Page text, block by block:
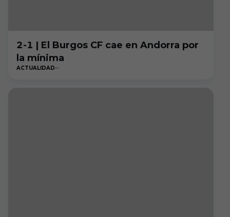
2-1 | El Burgos CF cae en Andorra por
la mínima
ACTUALIDAD